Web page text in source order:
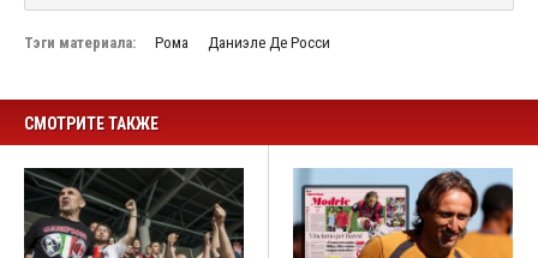
Тэги материала: Рома Даниэле Де Росси
СМОТРИТЕ ТАКЖЕ